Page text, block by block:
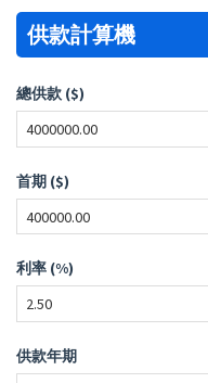
供款計算機
總供款 ($)
首期 ($)
利率 (%)
供款年期